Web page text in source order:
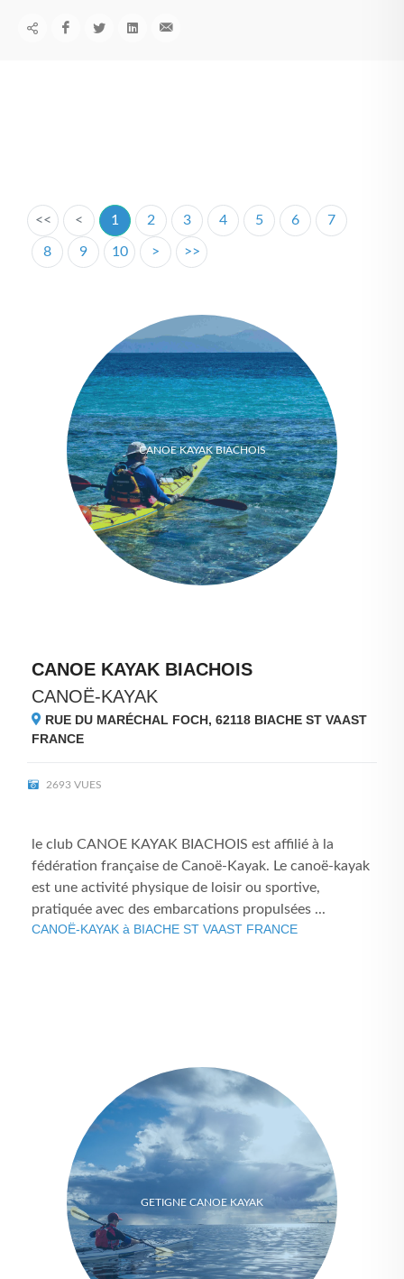
<< < 1 2 3 4 5 6 7
8 9 10 > >>
CANOE KAYAK BIACHOIS
CANOE KAYAK BIACHOIS
CANOË-KAYAK
RUE DU MARÉCHAL FOCH, 62118 BIACHE ST VAAST
FRANCE
2693 VUES
le club CANOE KAYAK BIACHOIS est affilié à la
fédération française de Canoë-Kayak. Le canoë-kayak
est une activité physique de loisir ou sportive,
pratiquée avec des embarcations propulsées ...
CANOË-KAYAK à BIACHE ST VAAST FRANCE
GETIGNE CANOE KAYAK